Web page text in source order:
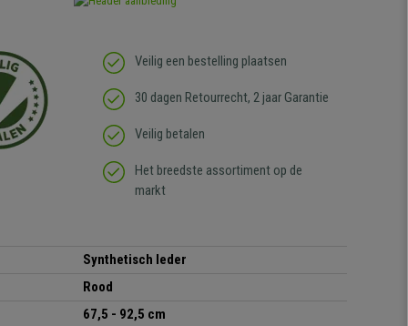
Veilig een bestelling plaatsen
30 dagen Retourrecht, 2 jaar Garantie
Veilig betalen
Het breedste assortiment op de
markt
Synthetisch leder
Rood
67,5 - 92,5 cm